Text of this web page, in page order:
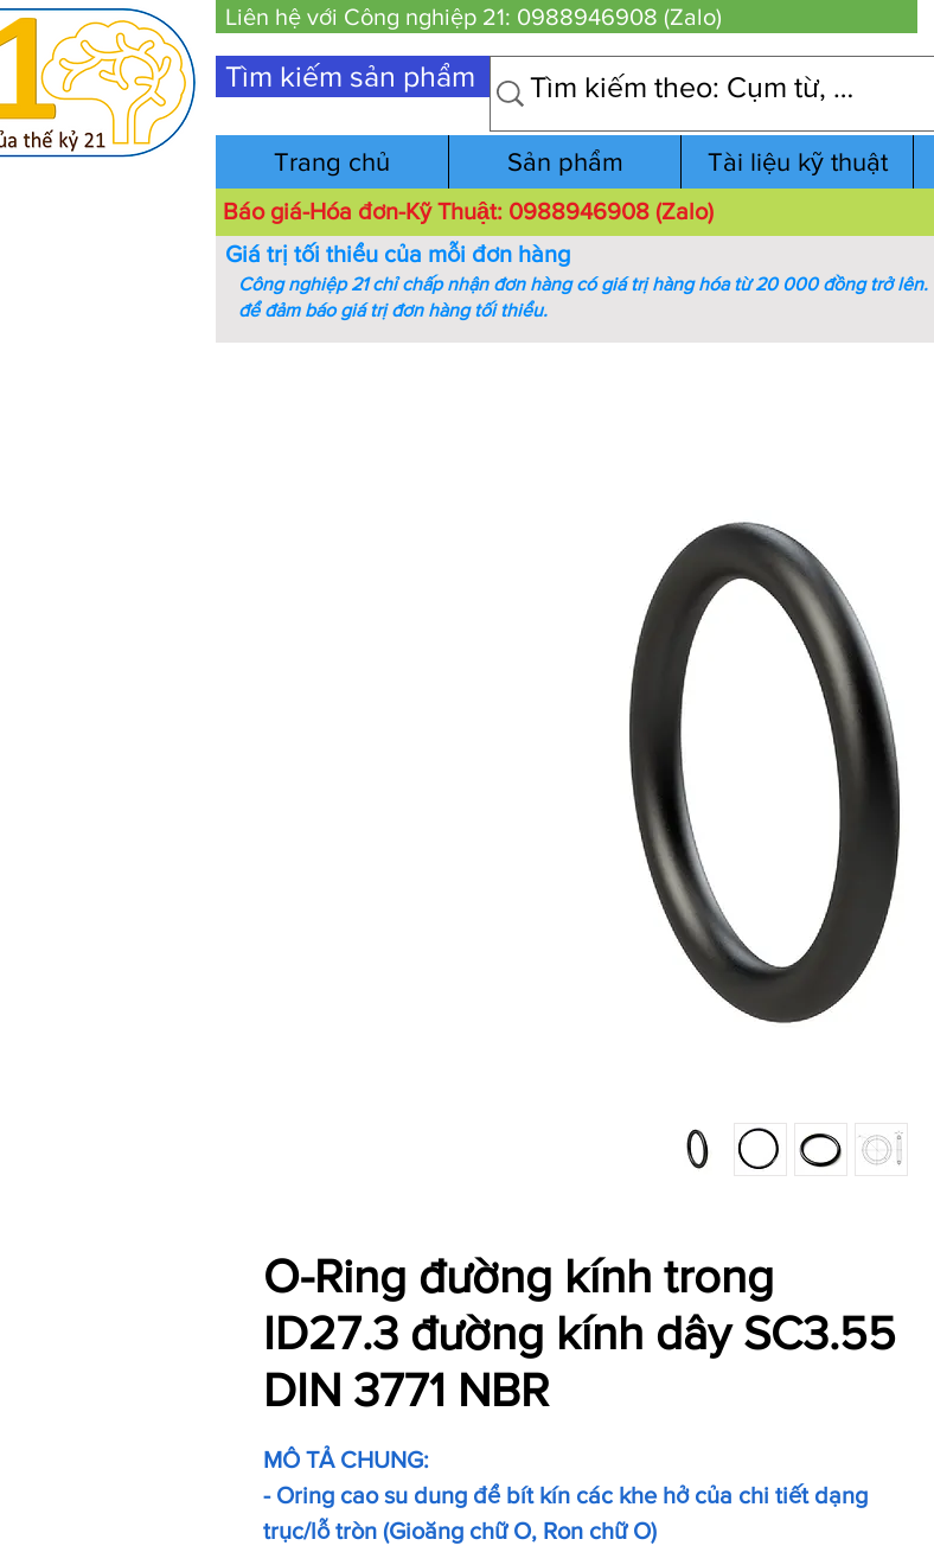
Liên hệ với Công nghiệp 21: 0988946908 (Zalo)
Tìm kiếm sản phẩm
Trang chủ Sản phẩm Tài liệu kỹ thuật
Báo giá-Hóa đơn-Kỹ Thuật: 0988946908 (Zalo)
O-Ring đường kính trong
ID27.3 đường kính dây SC3.55
DIN 3771 NBR
MÔ TẢ CHUNG:
- Oring cao su dung để bít kín các khe hở của chi tiết dạng
trục/lỗ tròn (Gioăng chữ O, Ron chữ O)
Giá trị tối thiểu của mỗi đơn hàng
Công nghiệp 21 chỉ chấp nhận đơn hàng có giá trị hàng hóa từ 20 000 đồng trở lên.
để đảm báo giá trị đơn hàng tối thiểu.